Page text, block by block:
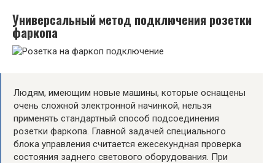
Универсальный метод подключения розетки
фаркопа
Людям, имеющим новые машины, которые оснащены
очень сложной электронной начинкой, нельзя
применять стандартный способ подсоединения
розетки фаркопа. Главной задачей специального
блока управления считается ежесекундная проверка
состояния заднего светового оборудования. При